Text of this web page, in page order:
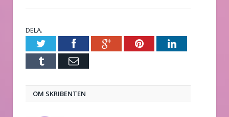
DELA.
TwitterFacebookGoogle+PinterestLinkedIn
Tumblr E-
OM SKRIBENTEN